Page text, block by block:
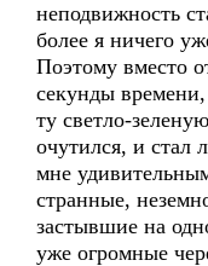
неподвижность
более я ничего
Поэтому вместо
секунды
ту светло-
очутился, и стал
мне
странные,
застывшие на
уже огромные